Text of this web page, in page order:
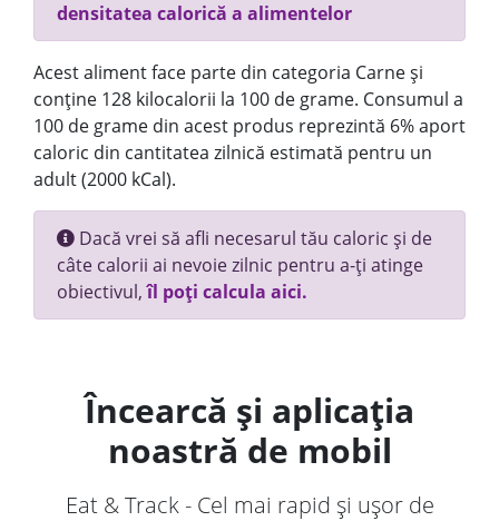
densitatea calorică a alimentelor
Acest aliment face parte din categoria Carne și
conține 128 kilocalorii la 100 de grame. Consumul a
100 de grame din acest produs reprezintă 6% aport
caloric din cantitatea zilnică estimată pentru un
adult (2000 kCal).
Dacă vrei să afli necesarul tău caloric și de
câte calorii ai nevoie zilnic pentru a-ți atinge
obiectivul,îl poți calcula aici.
Încearcă și aplicația
noastră de mobil
Eat & Track - Cel mai rapid și ușor de